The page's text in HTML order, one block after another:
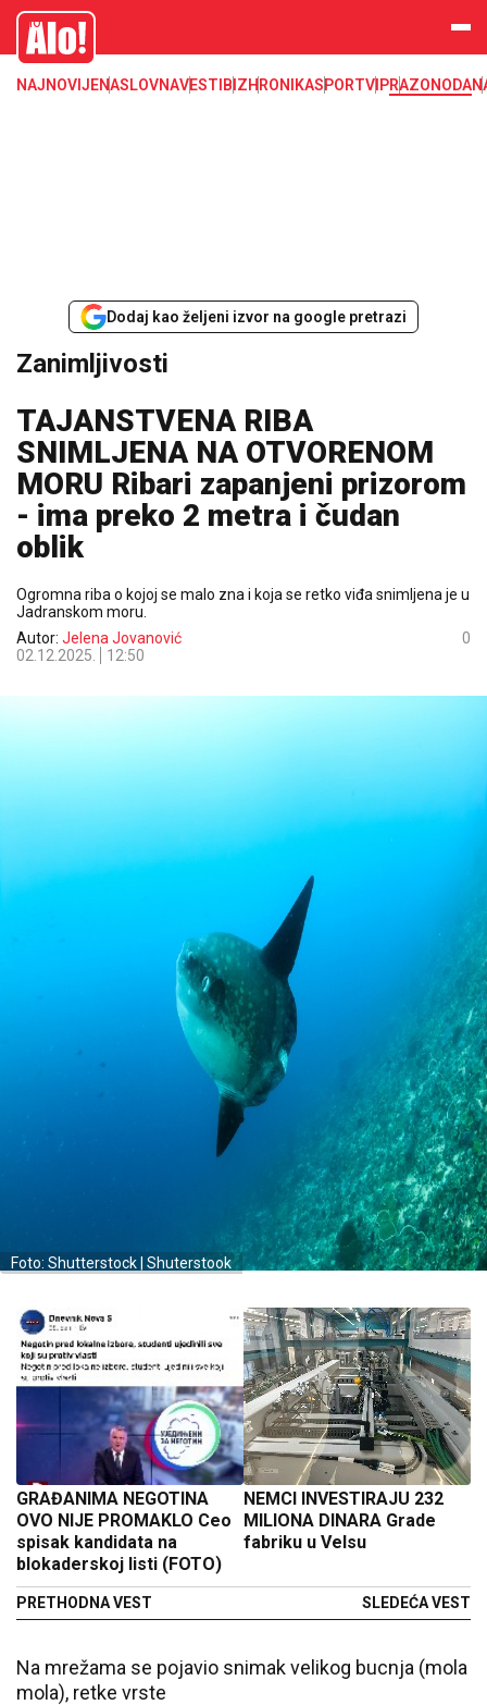
Zanimljivosti
Alo
NAJNOVIJENASLOVNAVESTI BIZHRONIKASPORTVIPRAZONODA
Dodaj kao željeni izvor na google pretrazi
Zanimljivosti
TAJANSTVENA RIBA
SNIMLJENA NA OTVORENOM
MORU Ribari zapanjeni prizorom
- ima preko 2 metra i čudan
oblik
Ogromna riba o kojoj se malo zna i koja se retko viđa snimljena je u
Jadranskom moru.
Autor: Jelena Jovanović
02.12.2025.
12:50
0
Foto: Shutterstock | Shuterstook
GRAĐANIMA NEGOTINA
OVO NIJE PROMAKLO Ceo
spisak kandidata na
blokaderskoj listi (FOTO)
PRETHODNA VEST
NEMCI INVESTIRAJU 232
MILIONA DINARA Grade
fabriku u Velsu
SLEDEĆA VEST
Na mrežama se pojavio snimak velikog bucnja (mola
mola), retke vrste